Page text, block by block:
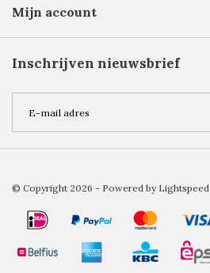
Mijn account
Inschrijven nieuwsbrief
© Copyright 2026 - Powered by Lightspeed